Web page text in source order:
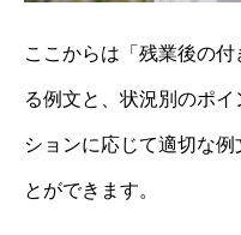
ここからは「残業後の
る例文と、状況別のポ
ションに応じて適切な
とができます。